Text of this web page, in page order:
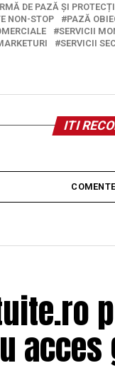
DE PAZĂ ȘI
NON-STOP
PAZĂ
SERVICII
SERVICII
ITI